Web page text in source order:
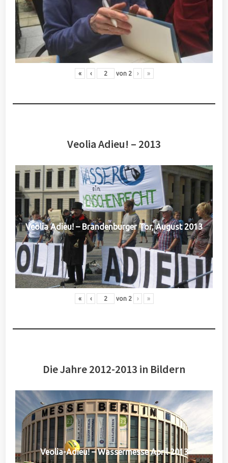
« ‹ von 2 › »
Veolia Adieu! – 2013
Veolia Adieu! – Brandenburger Tor, August 2013
« ‹ von 2 › »
Die Jahre 2012-2013 in Bildern
Veolia-Adieu! – Wassermesse April 2013